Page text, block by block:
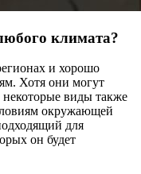
климата?
и хорошо
Хотя они могут
некоторые виды также
окружающей
для
он будет